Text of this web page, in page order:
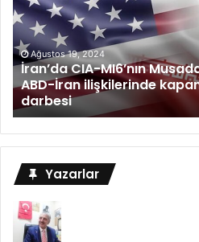
Ağustos 19, 2024
İran’da CIA-MI6’nın
ABD-İran ilişkilerinde
darbesi
Yazarlar